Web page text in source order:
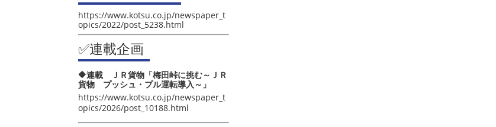
https://www.kotsu.co.jp/newspaper_t
opics/2022/post_5238.html
✅連載企画
🔶連載 ＪＲ貨物「梅田峠に挑む～ＪＲ
貨物 プッシュ・プル運転導入～」
https://www.kotsu.co.jp/newspaper_t
opics/2026/post_10188.html